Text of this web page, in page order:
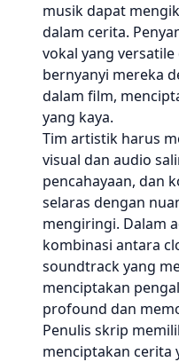
musik dapat
dalam cerita.
vokal yang
bernyanyi mereka
dalam film,
yang kaya.
Tim artistik harus
visual dan audio
pencahayaan, dan
selaras dengan
mengiringi. Dalam
kombinasi antara
soundtrack yang
menciptakan
profound dan
Penulis skrip
menciptakan cerita